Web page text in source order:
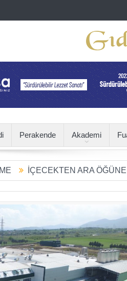
Perakende Akademi
ARA ÖĞÜNE BALIN